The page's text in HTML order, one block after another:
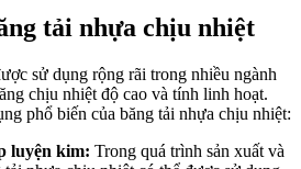
tải nhựa chịu nhiệt
sử dụng rộng rãi trong nhiều ngành
chịu nhiệt độ cao và tính linh hoạt.
phổ biến của băng tải nhựa chịu nhiệt:
luyện kim: Trong quá trình sản xuất và